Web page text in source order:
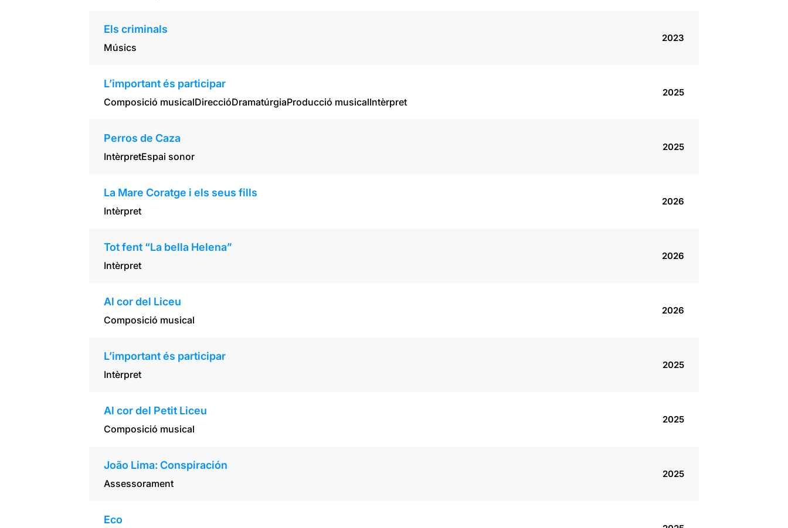
Els criminals
Músics
2023
L’important és participar
Composició musicalDireccióDramatúrgiaProducció musicalIntèrpret
2025
Perros de Caza
IntèrpretEspai sonor
2025
La Mare Coratge i els seus fills
Intèrpret
2026
Tot fent “La bella Helena”
Intèrpret
2026
Al cor del Liceu
Composició musical
2026
L’important és participar
Intèrpret
2025
Al cor del Petit Liceu
Composició musical
2025
João Lima: Conspiración
Assessorament
2025
Eco